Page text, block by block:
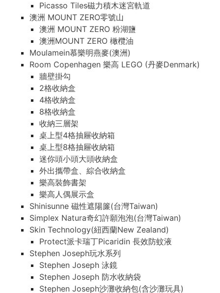
Picasso Tiles磁力積木迷宮軌道
澳洲 MOUNT ZERO零號山
澳洲 MOUNT ZERO 粉湖鹽
澳洲MOUNT ZERO 橄欖油
Moulamein慕樂明燕麥(澳洲)
Room Copenhagen 樂高 LEGO (丹麥Denmark)
牆壁掛勾
2格收納盒
4格收納盒
8格收納盒
收納三層架
桌上型4格抽屜收納箱
桌上型8格抽屜收納箱
迷你頭小頭大頭收納盒
外出攜帶盒、綜合收納盒
樂高裝飾書架
樂高人偶展示盒
Shinisunne 磁性遮陽簾(台灣Taiwan)
Simplex Natura奇幻許願泡泡(台灣Taiwan)
Skin Technology(紐西蘭New Zealand)
Protect派卡瑞丁Picaridin 長效防蚊液
Stephen Joseph玩水系列
Stephen Joseph 泳鏡
Stephen Joseph 防水收納袋
Stephen Joseph沙灘收納包(含沙灘玩具)